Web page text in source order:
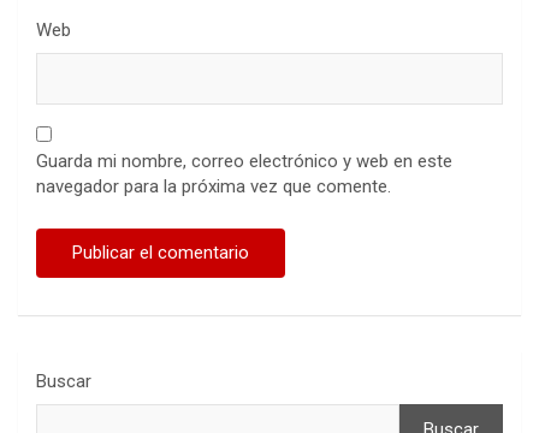
Web
Guarda mi nombre, correo electrónico y web en este
navegador para la próxima vez que comente.
Buscar